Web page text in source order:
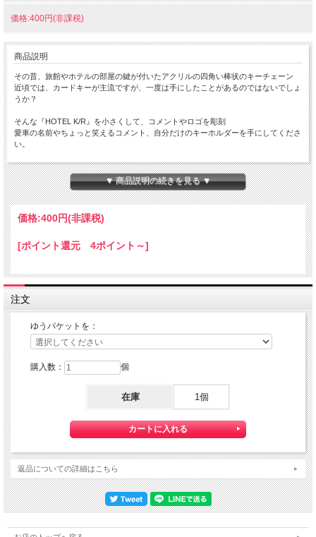
価格:400円(非課税)
商品説明
その昔、旅館やホテルの部屋の鍵が付いたアクリルの四角い棒状のキーチェーン
近頃では、カードキーが主流ですが、一度は手にしたことがあるのではないでしょ
うか？
そんな『HOTEL K/R』を小さくして、コメントやロゴを彫刻
愛車の名前やちょっと笑えるコメント、自分だけのキーホルダーを手にしてくださ
い。
ちょっと小さな 『Mini HOTEL K/R』 です。
本体サイズ：１０×１４×８０ｍｍ
★コチラの商品は 『ゆうパケット』配送可能な商品になります。
ご利用の際の配送費は、全国一律『２５０円』になります。
ゆうパケット配送をご希望されるお客様は下記のゆうパケットにつきましての説明
ゆうパケット配送をご選択ください。
【送料】全国一律料金でお届けします。
『ゆうパケット』は通常の宅配便と異なり直接ポストへ投函するお届け方法です。
宅配便のように受領印やサインのやり取りが無く、ご不在時であってもお受け取り
いただけます。
また、沖縄等の離島区域の場合でも別途送料が掛かりません。
▼ 商品説明の続きを見る ▼
価格:400円(非課税)
[ポイント還元 4ポイント～]
注文
ゆうパケットを：
購入数： 個
在庫 1個
返品についての詳細はこちら